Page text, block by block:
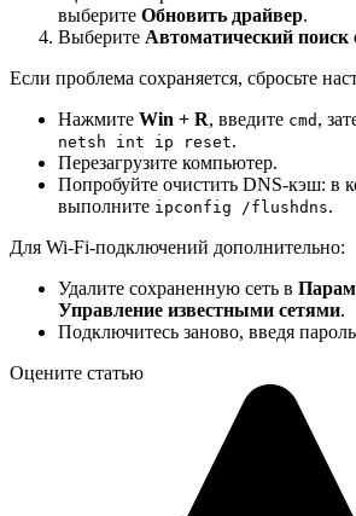
выберите Обновить драйвер.
Выберите Автоматический поиск
Если проблема сохраняется, сбросьте
Нажмите Win + R, введите cmd ,
netsh int ip reset.
Перезагрузите компьютер.
Попробуйте очистить DNS-кэш: в
выполните ipconfig /flushdns.
Для Wi-Fi-подключений дополнительно:
Удалите сохраненную сеть в
Управление известными сетями.
Подключитесь заново, введя
Оцените статью